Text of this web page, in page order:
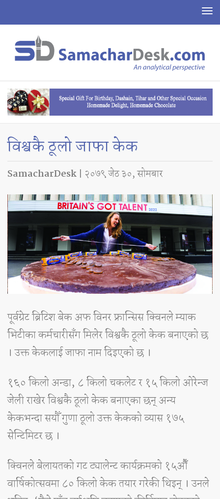
विश्वकै ठूलो जाफा केक
SamacharDesk | २०७९ जेठ ३०, सोमबार
पूर्वग्रेट ब्रिटिश बेक अफ विनर फ्रान्सिस क्विनले म्याक
भिटीका कर्मचारीसँग मिलेर विश्वकै ठूलो केक बनाएको छ
। उक्त केकलाई जाफा नाम दिइएको छ ।
१६० किलो अन्डा, ८ किलो चकलेट र १५ किलो ओरेन्ज
जेली राखेर विश्वकै ठूलो केक बनाएका छन् अन्य
केकभन्दा सयौँ गुणा ठूलो उक्त केकको व्यास १७५
सेन्टिमिटर छ ।
क्विनले बेलायतको गट ट्यालेन्ट कार्यक्रमको १५औँ
वार्षिकोत्सवमा ८० किलो केक तयार गरेकी थिइन् । उनले